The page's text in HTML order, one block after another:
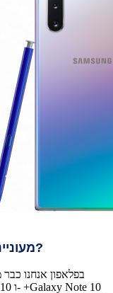
מעוניינים במכשיר שיעניק לכם הרבה יותר?
בפלאפון אנחנו